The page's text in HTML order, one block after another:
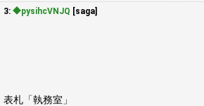
3: ◆pysihcVNJQ [saga]
表札「執務室」